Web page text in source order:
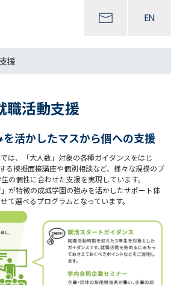
EN
援
職活動支援
活かしたマスから個への支援
は、「大人数」対象の各種ガイダンスをはじ
る模擬面接講座や個別相談など、様々な規模のプ
の個性に合わせた支援を実現しています。
」が特徴の成城学園の強みを活かしたサポート体
て選べるプログラムとなっています。